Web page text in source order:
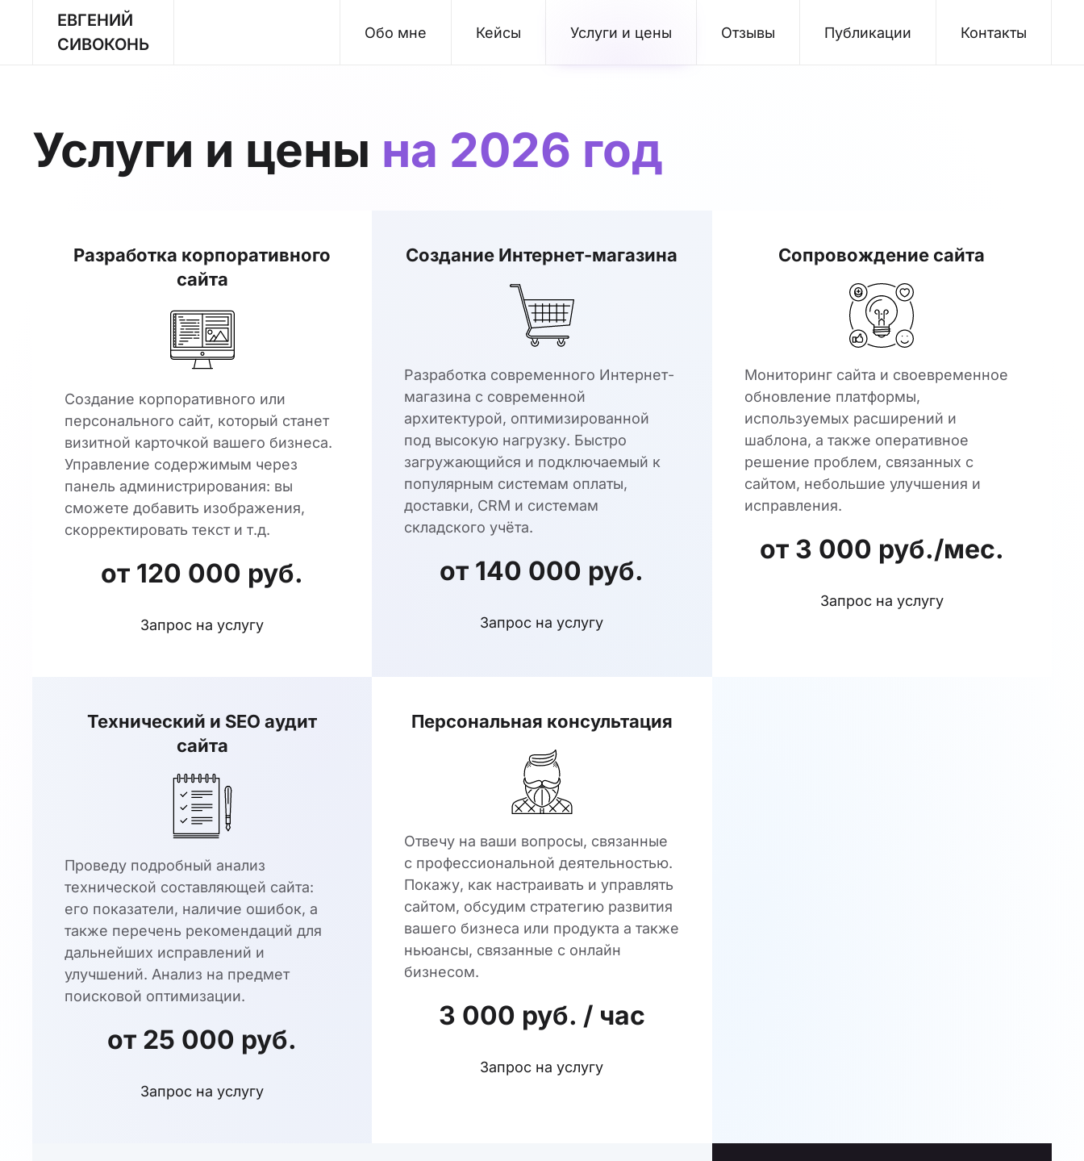
Перейти к содержимому
ЕВГЕНИЙ
СИВОКОНЬ
Обо мне Кейсы Услуги и цены Отзывы Публикации Контакты
Услуги и цены на 2026 год
Разработка корпоративного
сайта
Создание корпоративного или
персонального сайт, который станет
визитной карточкой вашего бизнеса.
Управление содержимым через
панель администрирования: вы
сможете добавить изображения,
скорректировать текст и т.д.
от 120 000 руб.
Запрос на услугу
Создание Интернет-магазина
Разработка современного Интернет-
магазина с современной
архитектурой, оптимизированной
под высокую нагрузку. Быстро
загружающийся и подключаемый к
популярным системам оплаты,
доставки, CRM и системам
складского учёта.
от 140 000 руб.
Запрос на услугу
Сопровождение сайта
Мониторинг сайта и своевременное
обновление платформы,
используемых расширений и
шаблона, а также оперативное
решение проблем, связанных с
сайтом, небольшие улучшения и
исправления.
от 3 000 руб./мес.
Запрос на услугу
Технический и SEO аудит
сайта
Проведу подробный анализ
технической составляющей сайта:
его показатели, наличие ошибок, а
также перечень рекомендаций для
дальнейших исправлений и
улучшений. Анализ на предмет
поисковой оптимизации.
от 25 000 руб.
Запрос на услугу
Персональная консультация
Отвечу на ваши вопросы, связанные
с профессиональной деятельностью.
Покажу, как настраивать и управлять
сайтом, обсудим стратегию развития
вашего бизнеса или продукта а также
ньюансы, связанные с онлайн
бизнесом.
3 000 руб. / час
Запрос на услугу